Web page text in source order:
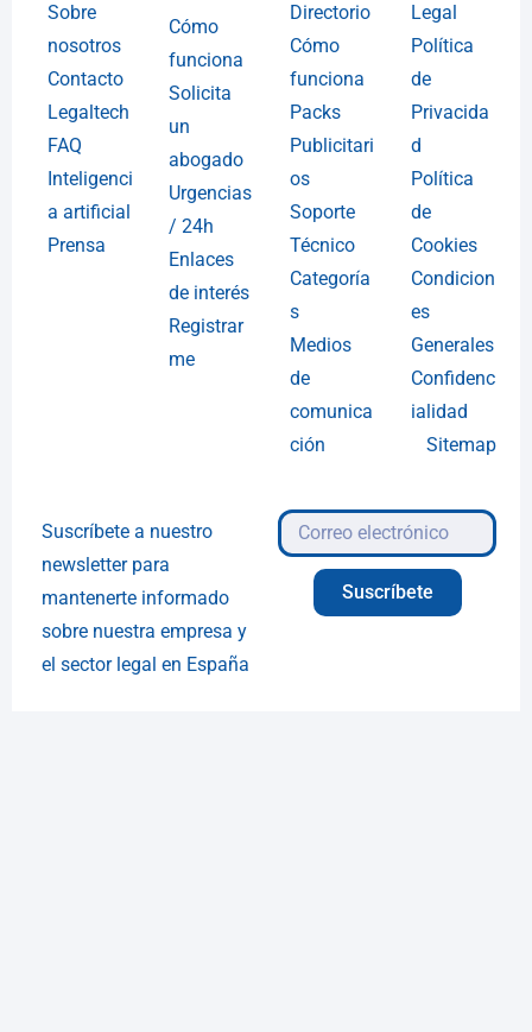
Sobre
nosotros
Contacto
Legaltech
FAQ
Inteligenci
a artificial
Prensa
Cómo
funciona
Solicita
un
abogado
Urgencias
/ 24h
Enlaces
de interés
Registrar
me
Directorio
Cómo
funciona
Packs
Publicitari
os
Soporte
Técnico
Categoría
s
Medios
de
comunica
ción
Legal
Política
de
Privacida
d
Política
de
Cookies
Condicion
es
Generales
Confidenc
ialidad
Sitemap
Suscríbete a nuestro
newsletter para
mantenerte informado
sobre nuestra empresa y
el sector legal en España
Suscríbete